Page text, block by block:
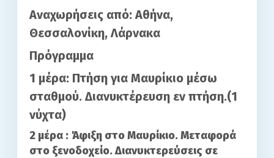
Αναχωρήσεις από: Αθήνα,
Θεσσαλονίκη, Λάρνακα
Πρόγραμμα
1 μέρα: Πτήση για Μαυρίκιο μέσω
σταθμού. Διανυκτέρευση εν πτήση.(1
νύχτα)
2 μέρα : Άφιξη στο Μαυρίκιο. Μεταφορά
στο ξενοδοχείο. Διανυκτερεύσεις σε